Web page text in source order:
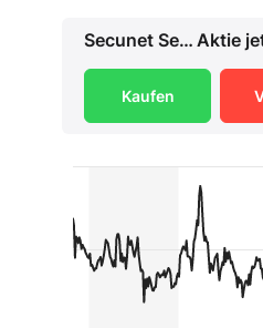
Secunet Security Aktie
Kaufen